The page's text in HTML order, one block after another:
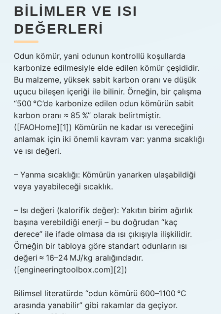
BILIMLER VE ISI
DEĞERLERI
Odun kömür, yani odunun kontrollü koşullarda
karbonize edilmesiyle elde edilen kömür çeşididir.
Bu malzeme, yüksek sabit karbon oranı ve düşük
uçucu bileşen içeriği ile bilinir. Örneğin, bir çalışma
“500 °C’de karbonize edilen odun kömürün sabit
karbon oranı ≈ 85 %” olarak belirtmiştir.
([FAOHome][1]) Kömürün ne kadar ısı vereceğini
anlamak için iki önemli kavram var: yanma sıcaklığı
ve ısı değeri.
– Yanma sıcaklığı: Kömürün yanarken ulaşabildiği
veya yayabileceği sıcaklık.
– Isı değeri (kalorifik değer): Yakıtın birim ağırlık
başına verebildiği enerji – bu doğrudan “kaç
derece” ile ifade olmasa da ısı çıkışıyla ilişkilidir.
Örneğin bir tabloya göre standart odunların ısı
değeri ≈ 16–24 MJ/kg aralığındadır.
([engineeringtoolbox.com][2])
Bilimsel literatürde “odun kömürü 600–1100 °C
arasında yanabilir” gibi rakamlar da geçiyor.